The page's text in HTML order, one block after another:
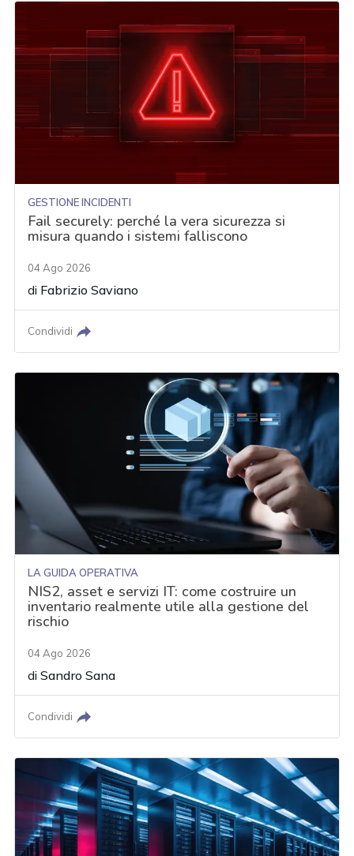
GESTIONE INCIDENTI
Fail securely: perché la vera sicurezza si
misura quando i sistemi falliscono
04 Ago 2026
di Fabrizio Saviano
Condividi
LA GUIDA OPERATIVA
NIS2, asset e servizi IT: come costruire un
inventario realmente utile alla gestione del
rischio
04 Ago 2026
diSandro Sana
Condividi